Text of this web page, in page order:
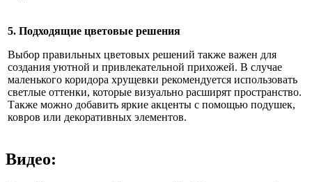
5. Подходящие цветовые решения
Выбор правильных цветовых решений также важен для
создания уютной и привлекательной прихожей. В случае
маленького коридора хрущевки рекомендуется использовать
светлые оттенки, которые визуально расширят пространство.
Также можно добавить яркие акценты с помощью подушек,
ковров или декоративных элементов.
Видео: